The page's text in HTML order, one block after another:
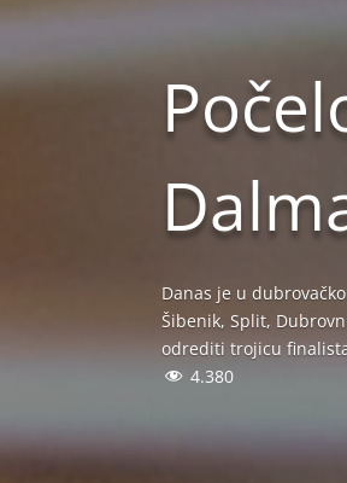
Danas je u
Šibenik, Split,
odrediti trojicu
4.380